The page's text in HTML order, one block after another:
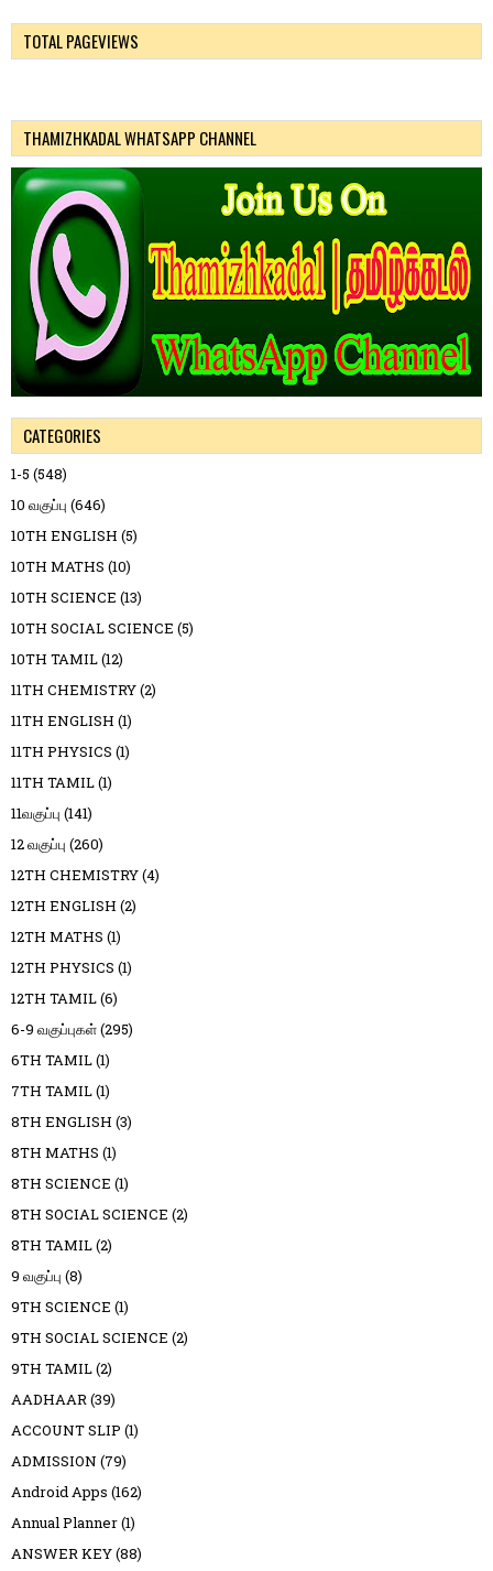
TOTAL PAGEVIEWS
THAMIZHKADAL WHATSAPP CHANNEL
CATEGORIES
1-5 (548)
10 வகுப்பு (646)
10TH ENGLISH (5)
10TH MATHS (10)
10TH SCIENCE (13)
10TH SOCIAL SCIENCE (5)
10TH TAMIL(12)
11TH CHEMISTRY(2)
11TH ENGLISH (1)
11TH PHYSICS (1)
11TH TAMIL(1)
11வகுப்பு (141)
12 வகுப்பு (260)
12TH CHEMISTRY(4)
12TH ENGLISH (2)
12TH MATHS (1)
12TH PHYSICS (1)
12TH TAMIL(6)
6-9 வகுப்புகள்(295)
6TH TAMIL(1)
7TH TAMIL(1)
8TH ENGLISH (3)
8TH MATHS (1)
8TH SCIENCE (1)
8TH SOCIAL SCIENCE (2)
8TH TAMIL(2)
9 வகுப்பு (8)
9TH SCIENCE (1)
9TH SOCIAL SCIENCE (2)
9TH TAMIL(2)
AADHAAR(39)
ACCOUNT SLIP (1)
ADMISSION (79)
Android Apps (162)
Annual Planner(1)
ANSWER KEY(88)